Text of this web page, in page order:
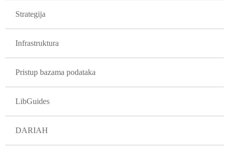
Strategija
Infrastruktura
Pristup bazama podataka
LibGuides
DARIAH